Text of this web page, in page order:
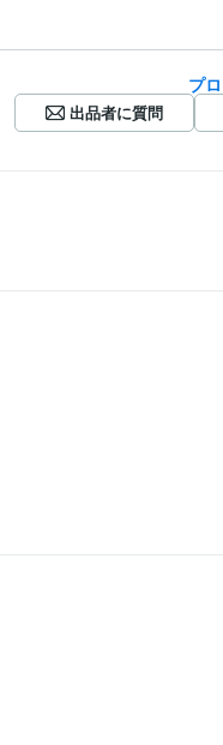
プ
出品者に質問